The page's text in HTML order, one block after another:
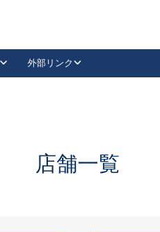
抗ウイルス・抗菌製品
外部リンク
LinkedIn店舗一覧